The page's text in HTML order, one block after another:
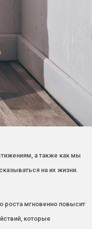
а также как мы
на их жизни.
роста мгновенно повысит
которые